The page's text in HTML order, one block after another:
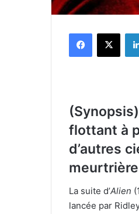
flottant à
d’autres
La suite d’Alien
lancée par